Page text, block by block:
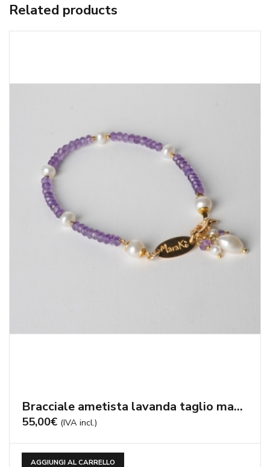
Related products
Bracciale ametista lavanda taglio macchina, perle di fiume – cod:BR0670
55,00€ (IVA incl.)
AGGIUNGI AL CARRELLO